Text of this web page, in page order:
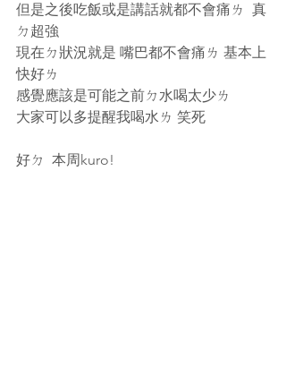
但是之後吃飯或是講話就都不會痛ㄌ  真
ㄉ超強
現在ㄉ狀況就是 嘴巴都不會痛ㄌ 基本上
快好ㄌ
感覺應該是可能之前ㄉ水喝太少ㄌ
大家可以多提醒我喝水ㄌ 笑死
好ㄉ  本周kuro!